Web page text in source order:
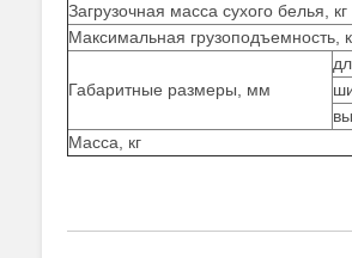
Загрузочная масса сухого белья, кг
Максимальная грузоподъемность,
Габаритные размеры, мм
Масса, кг